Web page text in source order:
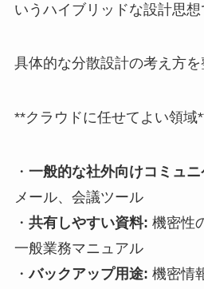
いうハイブリッドな設計思想
具体的な分散設計の考え方を
**クラウドに任せてよい領域
・ 一般的な社外向けコミュ
メール、会議ツール
・ 共有しやすい資料: 機密性
一般業務マニュアル
・バックアップ用途: 機密情